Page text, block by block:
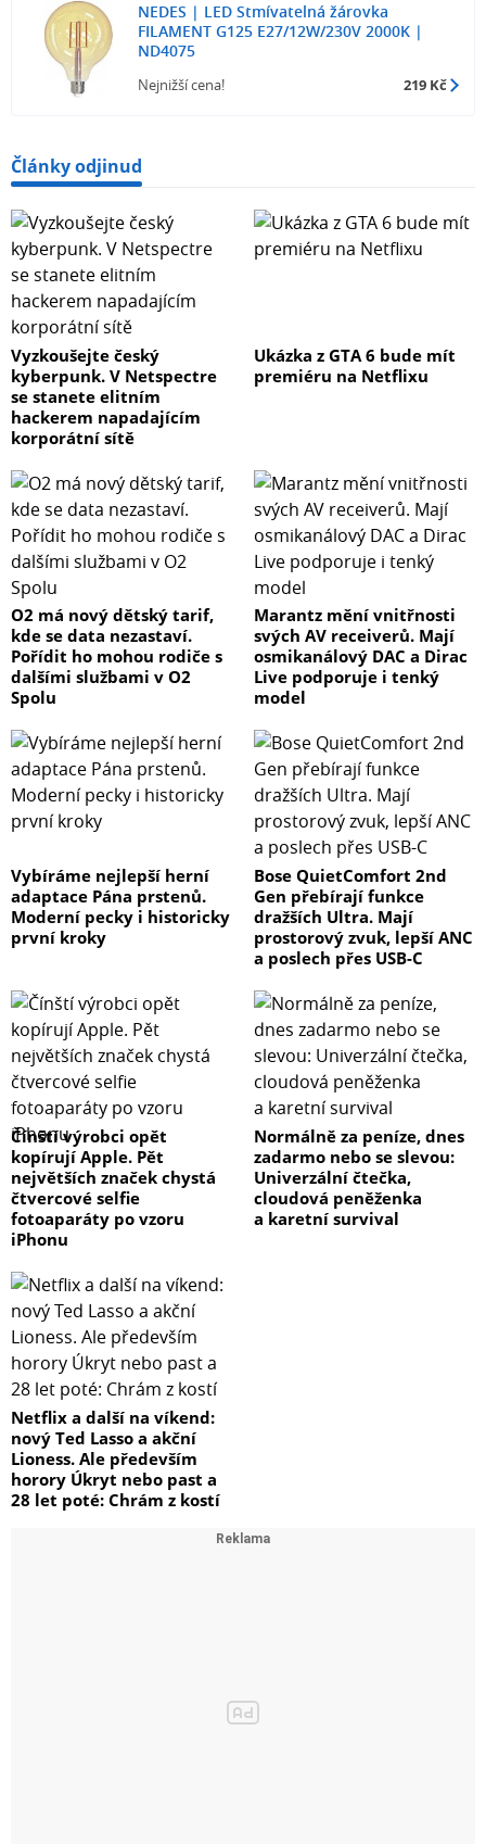
NEDES | LED Stmívatelná žárovka
FILAMENT G125 E27/12W/230V 2000K |
ND4075
Nejnižší cena! 219 Kč
Články odjinud
Vyzkoušejte český
kyberpunk. V Netspectre
se stanete elitním
hackerem napadajícím
korporátní sítě
Ukázka z GTA 6 bude mít
premiéru na Netflixu
O2 má nový dětský tarif,
kde se data nezastaví.
Pořídit ho mohou rodiče s
dalšími službami v O2
Spolu
Marantz mění vnitřnosti
svých AV receiverů. Mají
osmikanálový DAC a Dirac
Live podporuje i tenký
model
Vybíráme nejlepší herní
adaptace Pána prstenů.
Moderní pecky i historicky
první kroky
Bose QuietComfort 2nd
Gen přebírají funkce
dražších Ultra. Mají
prostorový zvuk, lepší ANC
a poslech přes USB-C
Čínští výrobci opět
kopírují Apple. Pět
největších značek chystá
čtvercové selfie
fotoaparáty po vzoru
iPhonu
Normálně za peníze, dnes
zadarmo nebo se slevou:
Univerzální čtečka,
cloudová peněženka
a karetní survival
Netflix a další na víkend:
nový Ted Lasso a akční
Lioness. Ale především
horory Úkryt nebo past a
28 let poté: Chrám z kostí